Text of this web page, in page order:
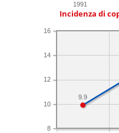
1991
Incidenza di
8
10
12
14
16
9.9